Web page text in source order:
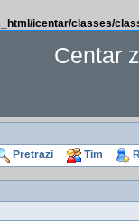
icentar/classes/
Centar
Pretrazi Tim